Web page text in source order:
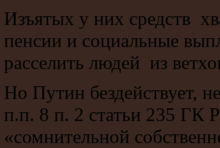
Изъятых у них средств
пенсии и социальные
расселить людей из
Но Путин бездействует,
п.п. 8 п. 2 статьи 235 ГК
«сомнительной